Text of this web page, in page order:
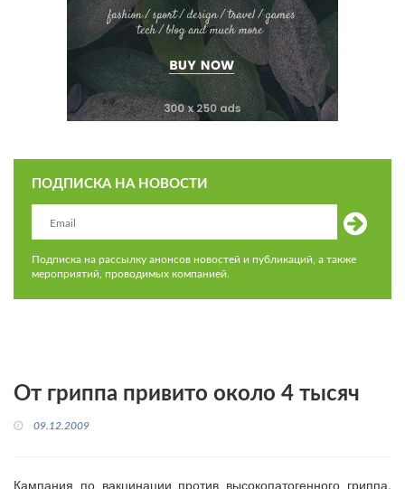
ПОДПИСКА НА НОВОСТИ
Подписка на рассылку анонсов новостей и публикаций, а также
мероприятий, проводимых компанией.
От гриппа привито около 4 тысяч
09.12.2009
Кампания по вакцинации против высокопатогенного гриппа,